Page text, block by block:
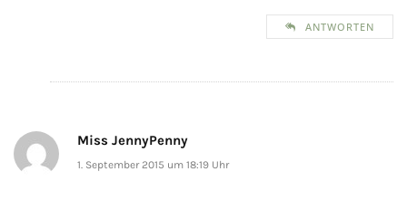
ANTWORTEN
Miss JennyPenny
1. September 2015 um 18:19 Uhr